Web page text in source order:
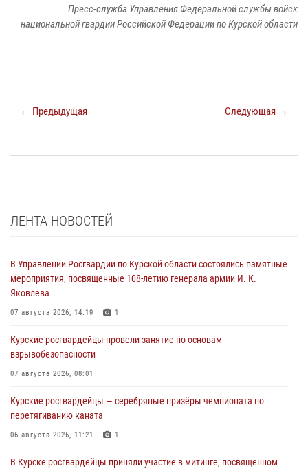
Пресс-служба Управления Федеральной службы войск
национальной гвардии Российской Федерации по Курской области
← Предыдущая Следующая →
ЛЕНТА НОВОСТЕЙ
В Управлении Росгвардии по Курской области состоялись памятные
мероприятия, посвященные 108-летию генерала армии И. К.
Яковлева
07 августа 2026, 14:19 1
Курские росгвардейцы провели занятие по основам
взрывобезопасности
07 августа 2026, 08:01
Курские росгвардейцы — серебряные призёры чемпионата по
перетягиванию каната
06 августа 2026, 11:21 1
В Курске росгвардейцы приняли участие в митинге, посвященном